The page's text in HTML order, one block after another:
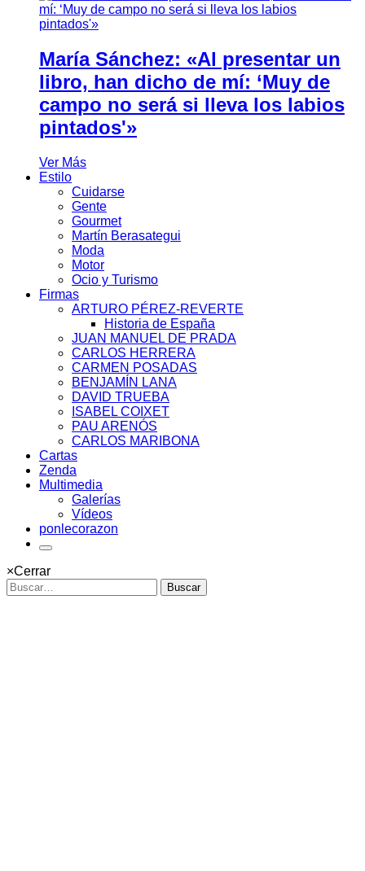
María Sánchez: «Al presentar un
libro, han dicho de mí: ‘Muy de
campo no será si lleva los labios
pintados'»
Ver Más
Estilo
Cuidarse
Gente
Gourmet
Martín Berasategui
Moda
Motor
Ocio y Turismo
Firmas
ARTURO PÉREZ-REVERTE
Historia de España
JUAN MANUEL DE PRADA
CARLOS HERRERA
CARMEN POSADAS
BENJAMÍN LANA
DAVID TRUEBA
ISABEL COIXET
PAU ARENÓS
CARLOS MARIBONA
Cartas
Zenda
Multimedia
Galerías
Vídeos
ponlecorazon
×Cerrar
Buscar